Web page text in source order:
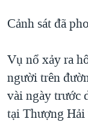
Cảnh sát đã
Vụ nổ xảy ra
người trên
vài ngày trước
tại Thượng Hải